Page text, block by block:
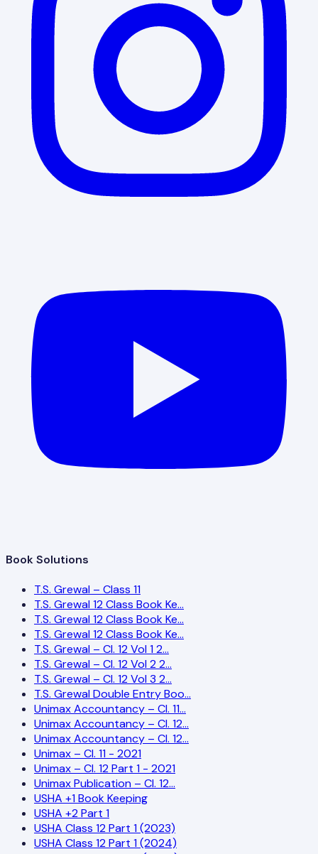
Book Solutions
T.S. Grewal – Class 11
T.S. Grewal 12 Class Book Ke…
T.S. Grewal 12 Class Book Ke…
T.S. Grewal 12 Class Book Ke…
T.S. Grewal – Cl. 12 Vol 1 2…
T.S. Grewal – Cl. 12 Vol 2 2…
T.S. Grewal – Cl. 12 Vol 3 2…
T.S. Grewal Double Entry Boo…
Unimax Accountancy – Cl. 11…
Unimax Accountancy – Cl. 12…
Unimax Accountancy – Cl. 12…
Unimax – Cl. 11 - 2021
Unimax – Cl. 12 Part 1 - 2021
Unimax Publication – Cl. 12…
USHA +1 Book Keeping
USHA +2 Part 1
USHA Class 12 Part 1 (2023)
USHA Class 12 Part 1 (2024)